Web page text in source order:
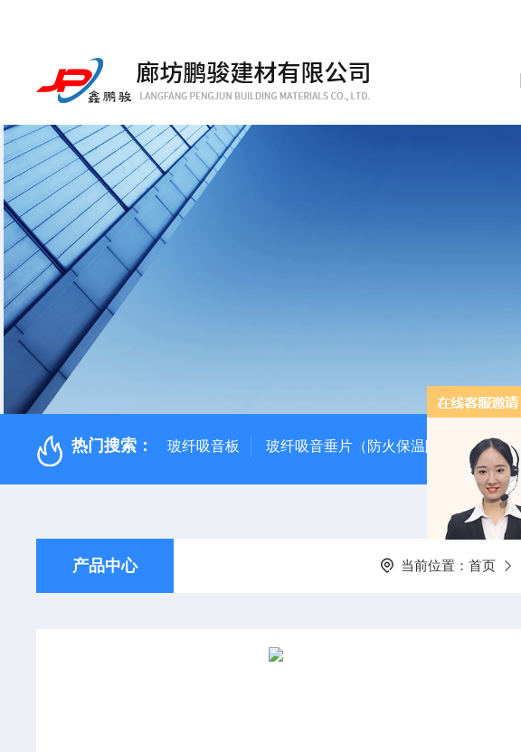
热门搜索： 玻纤吸音板 玻纤吸音垂片（防火保温隔音降噪）
产品中心 当前位置： 首页